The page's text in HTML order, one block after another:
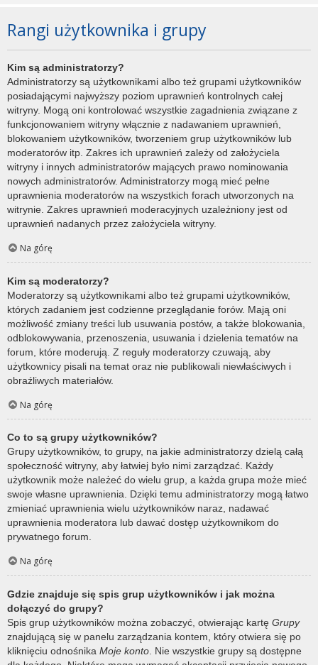
Rangi użytkownika i grupy
Kim są administratorzy?
Administratorzy są użytkownikami albo też grupami użytkowników
posiadającymi najwyższy poziom uprawnień kontrolnych całej
witryny. Mogą oni kontrolować wszystkie zagadnienia związane z
funkcjonowaniem witryny włącznie z nadawaniem uprawnień,
blokowaniem użytkowników, tworzeniem grup użytkowników lub
moderatorów itp. Zakres ich uprawnień zależy od założyciela
witryny i innych administratorów mających prawo nominowania
nowych administratorów. Administratorzy mogą mieć pełne
uprawnienia moderatorów na wszystkich forach utworzonych na
witrynie. Zakres uprawnień moderacyjnych uzależniony jest od
uprawnień nadanych przez założyciela witryny.
Na górę
Kim są moderatorzy?
Moderatorzy są użytkownikami albo też grupami użytkowników,
których zadaniem jest codzienne przeglądanie forów. Mają oni
możliwość zmiany treści lub usuwania postów, a także blokowania,
odblokowywania, przenoszenia, usuwania i dzielenia tematów na
forum, które moderują. Z reguły moderatorzy czuwają, aby
użytkownicy pisali na temat oraz nie publikowali niewłaściwych i
obraźliwych materiałów.
Na górę
Co to są grupy użytkowników?
Grupy użytkowników, to grupy, na jakie administratorzy dzielą całą
społeczność witryny, aby łatwiej było nimi zarządzać. Każdy
użytkownik może należeć do wielu grup, a każda grupa może mieć
swoje własne uprawnienia. Dzięki temu administratorzy mogą łatwo
zmieniać uprawnienia wielu użytkowników naraz, nadawać
uprawnienia moderatora lub dawać dostęp użytkownikom do
prywatnego forum.
Na górę
Gdzie znajduje się spis grup użytkowników i jak można
dołączyć do grupy?
Spis grup użytkowników można zobaczyć, otwierając kartę Grupy
znajdującą się w panelu zarządzania kontem, który otwiera się po
kliknięciu odnośnika Moje konto . Nie wszystkie grupy są dostępne